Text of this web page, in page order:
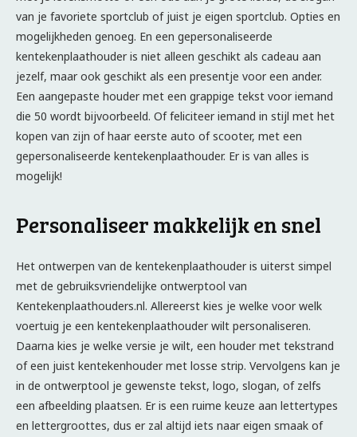
van je favoriete sportclub of juist je eigen sportclub. Opties en
mogelijkheden genoeg. En een gepersonaliseerde
kentekenplaathouder is niet alleen geschikt als cadeau aan
jezelf, maar ook geschikt als een presentje voor een ander.
Een aangepaste houder met een grappige tekst voor iemand
die 50 wordt bijvoorbeeld. Of feliciteer iemand in stijl met het
kopen van zijn of haar eerste auto of scooter, met een
gepersonaliseerde kentekenplaathouder. Er is van alles is
mogelijk!
Personaliseer makkelijk en snel
Het ontwerpen van de kentekenplaathouder is uiterst simpel
met de gebruiksvriendelijke ontwerptool van
Kentekenplaathouders.nl. Allereerst kies je welke voor welk
voertuig je een kentekenplaathouder wilt personaliseren.
Daarna kies je welke versie je wilt, een houder met tekstrand
of een juist kentekenhouder met losse strip. Vervolgens kan je
in de ontwerptool je gewenste tekst, logo, slogan, of zelfs
een afbeelding plaatsen. Er is een ruime keuze aan lettertypes
en lettergroottes, dus er zal altijd iets naar eigen smaak of